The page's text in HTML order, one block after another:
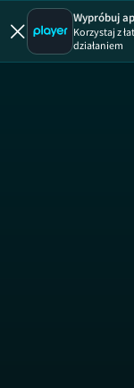
Wypróbuj
Korzystaj z
działaniem